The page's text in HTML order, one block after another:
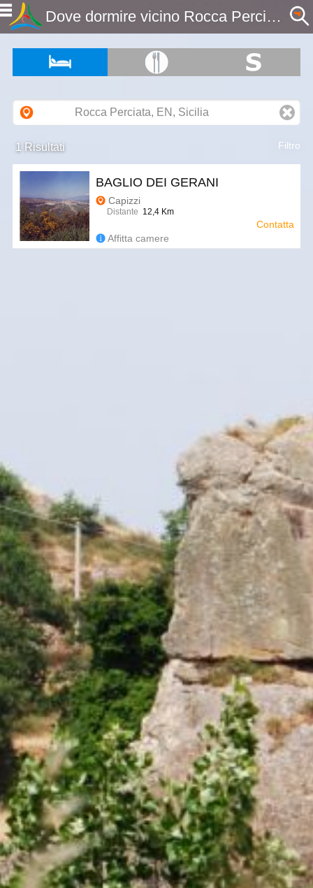
Dove dormire vicino Rocca Perciata, EN, Sicilia - Etnaportal
Filtro
1 Risultati
BAGLIO DEI GERANI
Capizzi
Distante 12,4 Km
Affitta camere
Contatta